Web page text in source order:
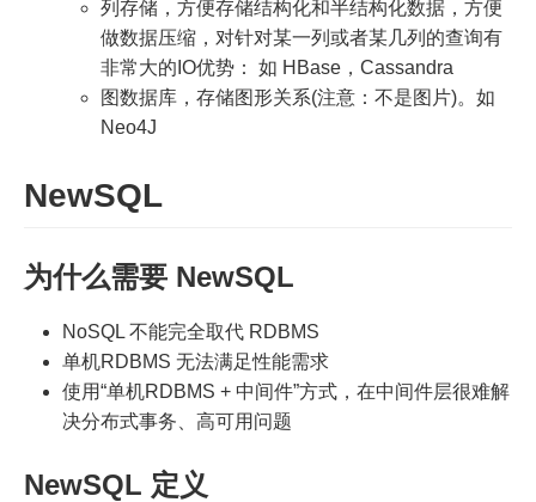
列存储，方便存储结构化和半结构化数据，方便
做数据压缩，对针对某一列或者某几列的查询有
非常大的IO优势： 如 HBase，Cassandra
图数据库，存储图形关系(注意：不是图片)。如
Neo4J
NewSQL
为什么需要 NewSQL
NoSQL 不能完全取代 RDBMS
单机RDBMS 无法满足性能需求
使用“单机RDBMS + 中间件”方式，在中间件层很难解
决分布式事务、高可用问题
NewSQL 定义